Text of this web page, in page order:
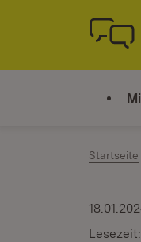
Zum Inhalt
Link
Startseite